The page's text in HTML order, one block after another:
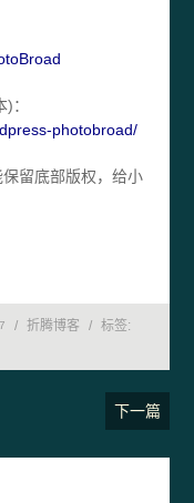
：
photobroad/
留底部版权，给小
/ 折腾博客 /
标签:
下一篇